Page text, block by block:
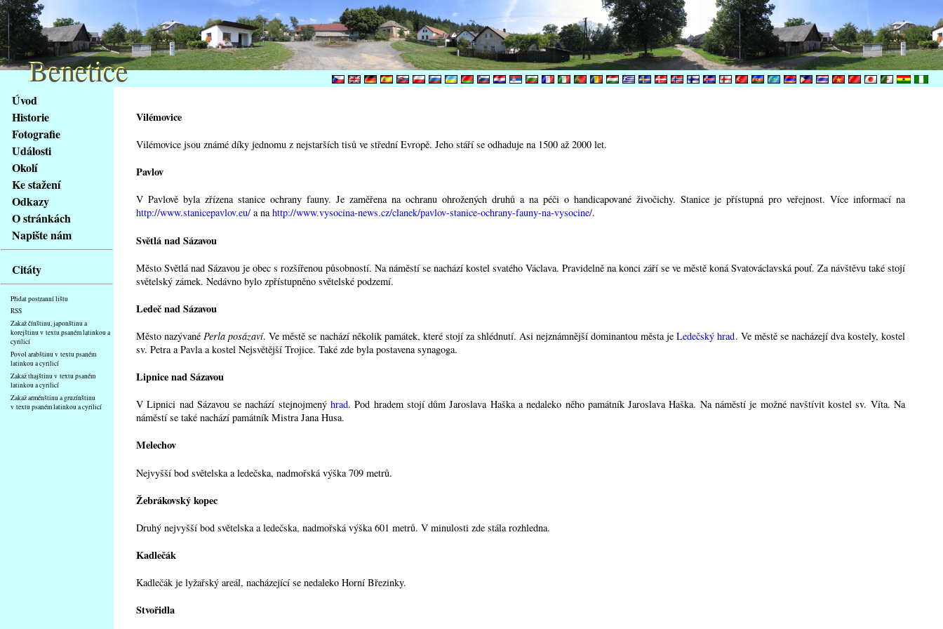
obsah
stránky
Klávesové
zkratky
tomto
webu
základní
Hlavní
strana
Úvod
Historie
Fotografie
Události
Okolí
Ke stažení
Odkazy
O stránkách
Napište nám
Citáty
Přidat postranní lištu
RSS
Zakaž čínštinu, japonštinu a
korejštinu v textu psaném latinkou a
cyrilicí
Povol arabštinu v textu psaném
latinkou a cyrilicí
Zakaž thajštinu v textu psaném
latinkou a cyrilicí
Zakaž arménštinu a gruzínštinu
v textu psaném latinkou a cyrilicí
Vilémovice
Vilémovice jsou známé díky jednomu z nejstarších tisů ve střední Evropě. Jeho stáří se odhaduje na 1500 až 2000 let.
Pavlov
V Pavlově byla zřízena stanice ochrany fauny. Je zaměřena na ochranu ohrožených druhů a na péči o handicapované živočichy. Stanice je přístupná pro veřejnost. Více informací na
http://www.stanicepavlov.eu/ a nahttp://www.vysocina-news.cz/clanek/pavlov-stanice-ochrany-fauny-na-vysocine/.
Světlá nad Sázavou
Město Světlá nad Sázavou je obec s rozšířenou působností. Na náměstí se nachází kostel svatého Václava. Pravidelně na konci září se ve městě koná Svatováclavská pouť. Za návštěvu také stojí
světelský zámek. Nedávno bylo zpřístupněno světelské podzemí.
Ledeč nad Sázavou
Město nazývanéPerla posázaví. Ve městě se nachází několik památek, které stojí za shlédnutí. Asi nejznámnější dominantou města jeLedečský hrad. Ve městě se nacházejí dva kostely, kostel
sv. Petra a Pavla a kostel Nejsvětější Trojice. Také zde byla postavena synagoga.
Lipnice nad Sázavou
V Lipnici nad Sázavou se nachází stejnojmený hrad. Pod hradem stojí dům Jaroslava Haška a nedaleko něho památník Jaroslava Haška. Na náměstí je možné navštívit kostel sv. Víta. Na
náměstí se také nachází památník Mistra Jana Husa.
Melechov
Nejvyšší bod světelska a ledečska, nadmořská výška 709 metrů.
Žebrákovský kopec
Druhý nejvyšší bod světelska a ledečska, nadmořská výška 601 metrů. V minulosti zde stála rozhledna.
Kadlečák
Kadlečák je lyžařský areál, nacházející se nedaleko Horní Březinky.
Stvořidla
Benetice
Benetice